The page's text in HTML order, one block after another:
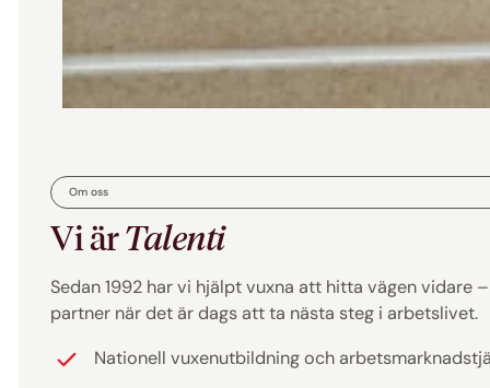
Om oss
Vi ärTalenti
Sedan 1992 har vi hjälpt vuxna att hitta vägen vidare
partner när det är dags att ta nästa steg i arbetslivet.
Nationell vuxenutbildning och